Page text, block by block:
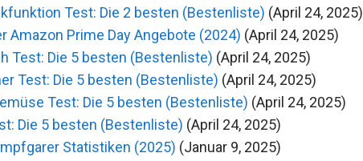
Test: Die 2 besten (Bestenliste) (April 24, 2025)
Amazon Prime Day Angebote (2024) (April 24, 2025)
Test: Die 5 besten (Bestenliste) (April 24, 2025)
Test: Die 5 besten (Bestenliste) (April 24, 2025)
Test: Die 5 besten (Bestenliste) (April 24, 2025)
Die 5 besten (Bestenliste) (April 24, 2025)
Statistiken (2025) (Januar 9, 2025)